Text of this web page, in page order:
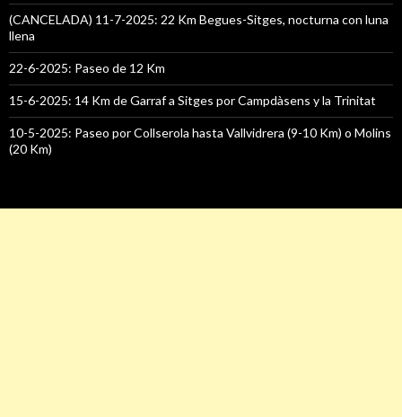
(CANCELADA) 11-7-2025: 22 Km Begues-Sitges, nocturna con luna
llena
22-6-2025: Paseo de 12 Km
15-6-2025: 14 Km de Garraf a Sitges por Campdàsens y la Trinitat
10-5-2025: Paseo por Collserola hasta Vallvidrera (9-10 Km) o Molins
(20 Km)